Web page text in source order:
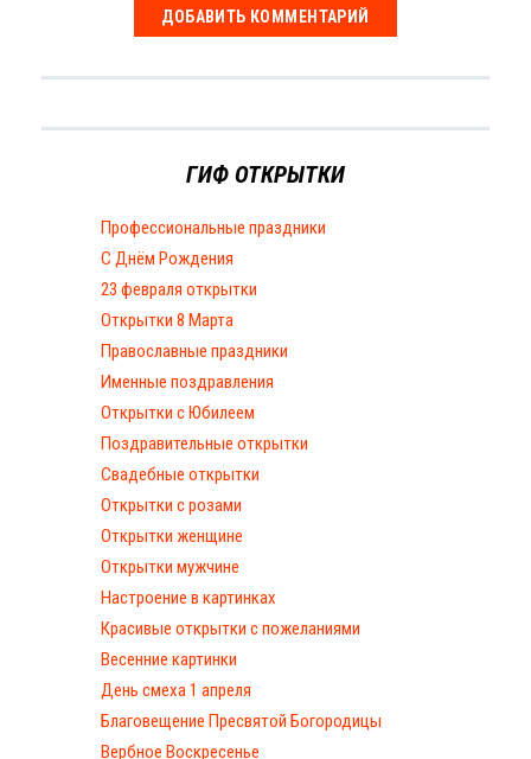
ГИФ ОТКРЫТКИ
Профессиональные праздники
С Днём Рождения
23 февраля открытки
Открытки 8 Марта
Православные праздники
Именные поздравления
Открытки с Юбилеем
Поздравительные открытки
Свадебные открытки
Открытки с розами
Открытки женщине
Открытки мужчине
Настроение в картинках
Красивые открытки с пожеланиями
Весенние картинки
День смеха 1 апреля
Благовещение Пресвятой Богородицы
Вербное Воскресенье